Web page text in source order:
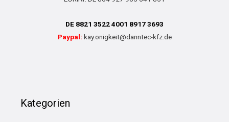
DE 8821 3522 4001 8917 3693
Paypal: kay.onigkeit@danntec-kfz.de
Kategorien